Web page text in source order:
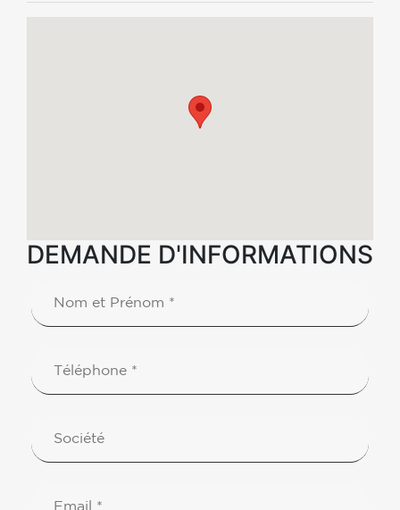
DEMANDE D'INFORMATIONS